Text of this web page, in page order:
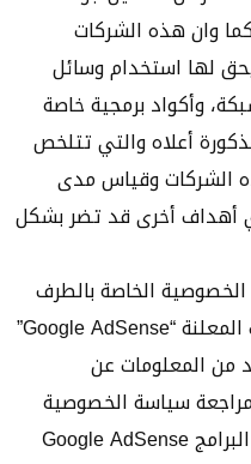
وان هذه الشركات
لها استخدام وسائل
وأكواد برمجية خاصة
أعلاه والتي تتلخص
الشركات وقياس مدى
أهداف أخرى قد تضر بشكل
الخاصة بالطرف
الثالث في هذه الوثيقة (الشركات المعلنة “Google AdSense”
من المعلومات عن
سياسة الخصوصية
للبرنامج الإعلاني الأول في مجمع البرامج Google AdSense